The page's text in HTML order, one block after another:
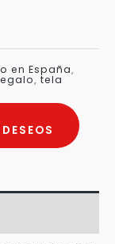
en España,
, tela